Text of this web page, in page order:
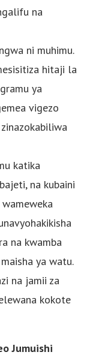
na
ni muhimu.
hitaji la
ya
vigezo
katika
na kubaini
na kwamba
ya watu.
na jamii za
kokote
Jumuishi